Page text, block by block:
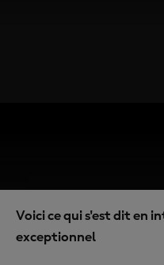
Voici ce qui s'est dit en
exceptionnel